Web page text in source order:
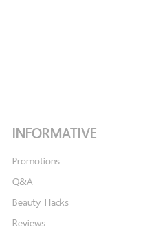
INFORMATIVE
Promotions
Q&A
Beauty Hacks
Reviews